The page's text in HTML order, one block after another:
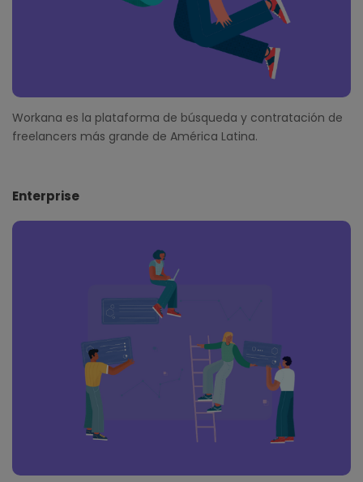
Workana es la plataforma de búsqueda y contratación de
freelancers más grande de América Latina.
Enterprise